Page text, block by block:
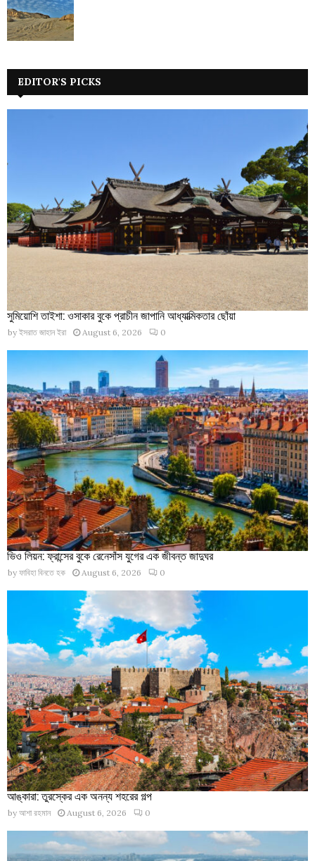
EDITOR'S PICKS
সুমিয়োশি তাইশা: ওসাকার বুকে প্রাচীন জাপানি আধ্যাত্মিকতার ছোঁয়া
by ইসরাত জাহান ইরা August 6, 2026 0
ভিও লিয়ন: ফ্রান্সের বুকে রেনেসাঁস যুগের এক জীবন্ত জাদুঘর
by ফাবিহা বিনতে হক August 6, 2026 0
আঙ্কারা: তুরস্কের এক অনন্য শহরের গল্প
by আশা রহমান August 6, 2026 0